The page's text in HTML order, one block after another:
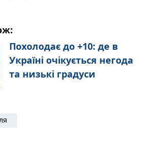
Похолодає до +10: де в
Україні очікується негода
та низькі градуси